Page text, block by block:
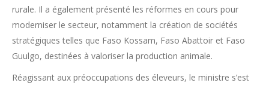
rurale. Il a également présenté les réformes en cours pour
moderniser le secteur, notamment la création de sociétés
stratégiques telles que Faso Kossam, Faso Abattoir et Faso
Guulgo, destinées à valoriser la production animale.
Réagissant aux préoccupations des éleveurs, le ministre s’est